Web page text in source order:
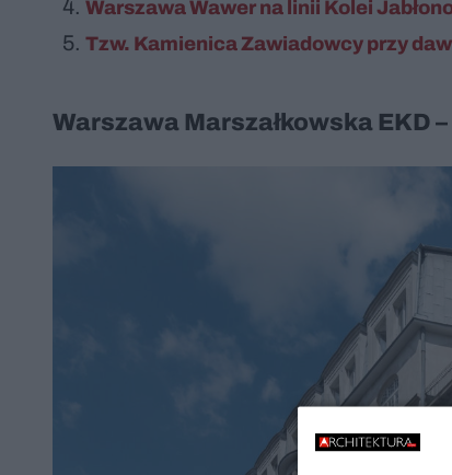
Warszawa Wawer na linii Kolei
Tzw. Kamienica Zawiadowcy przy
Warszawa Marszałkowska EKD